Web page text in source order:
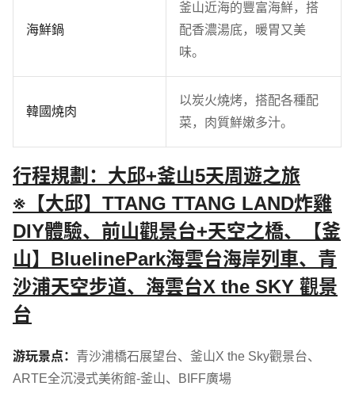
海鮮鍋
釜山近海的豐富海鮮，搭
配香濃湯底，暖胃又美
味。
韓國燒肉
以炭火燒烤，搭配各種配
菜，肉質鮮嫩多汁。
行程規劃：大邱+釜山5天周遊之旅
※【大邱】TTANG TTANG LAND炸雞
DIY體驗、前山觀景台+天空之橋、【釜
山】BluelinePark海雲台海岸列車、青
沙浦天空步道、海雲台X the SKY 觀景
台
游玩景点： 青沙浦橋石展望台、 釜山X the Sky觀景台、
ARTE全沉浸式美術館-釜山、 BIFF廣場